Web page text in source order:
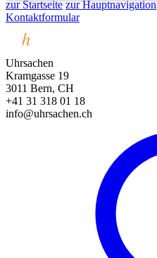
zur Startseite zur Hauptnavigation
Kontaktformular
Uhrsachen
Kramgasse 19
3011 Bern, CH
+41 31 318 01 18
info@uhrsachen.ch